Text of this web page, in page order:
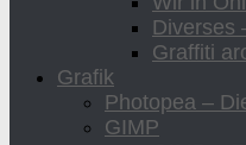
Diverses
Graffiti
Grafik
Photopea –
GIMP